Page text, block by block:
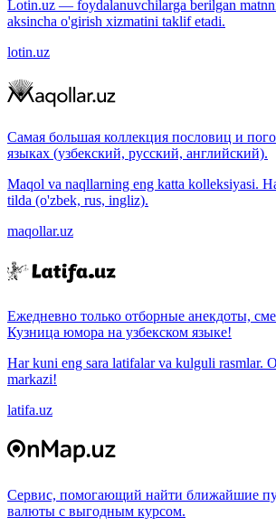
Lotin.uz — foydalanuvchilarga berilgan
aksincha o'girish xizmatini taklif etadi.
lotin.uz
Самая большая коллекция пословиц и
языках (узбекский, русский, английский).
Maqol va naqllarning eng katta kolleksiyasi.
tilda (o'zbek, rus, ingliz).
maqollar.uz
Ежедневно только отборные анекдоты,
Кузница юмора на узбекском языке!
Har kuni eng sara latifalar va kulguli rasmlar.
markazi!
latifa.uz
Сервис, помогающий найти ближайшие
валюты с выгодным курсом.